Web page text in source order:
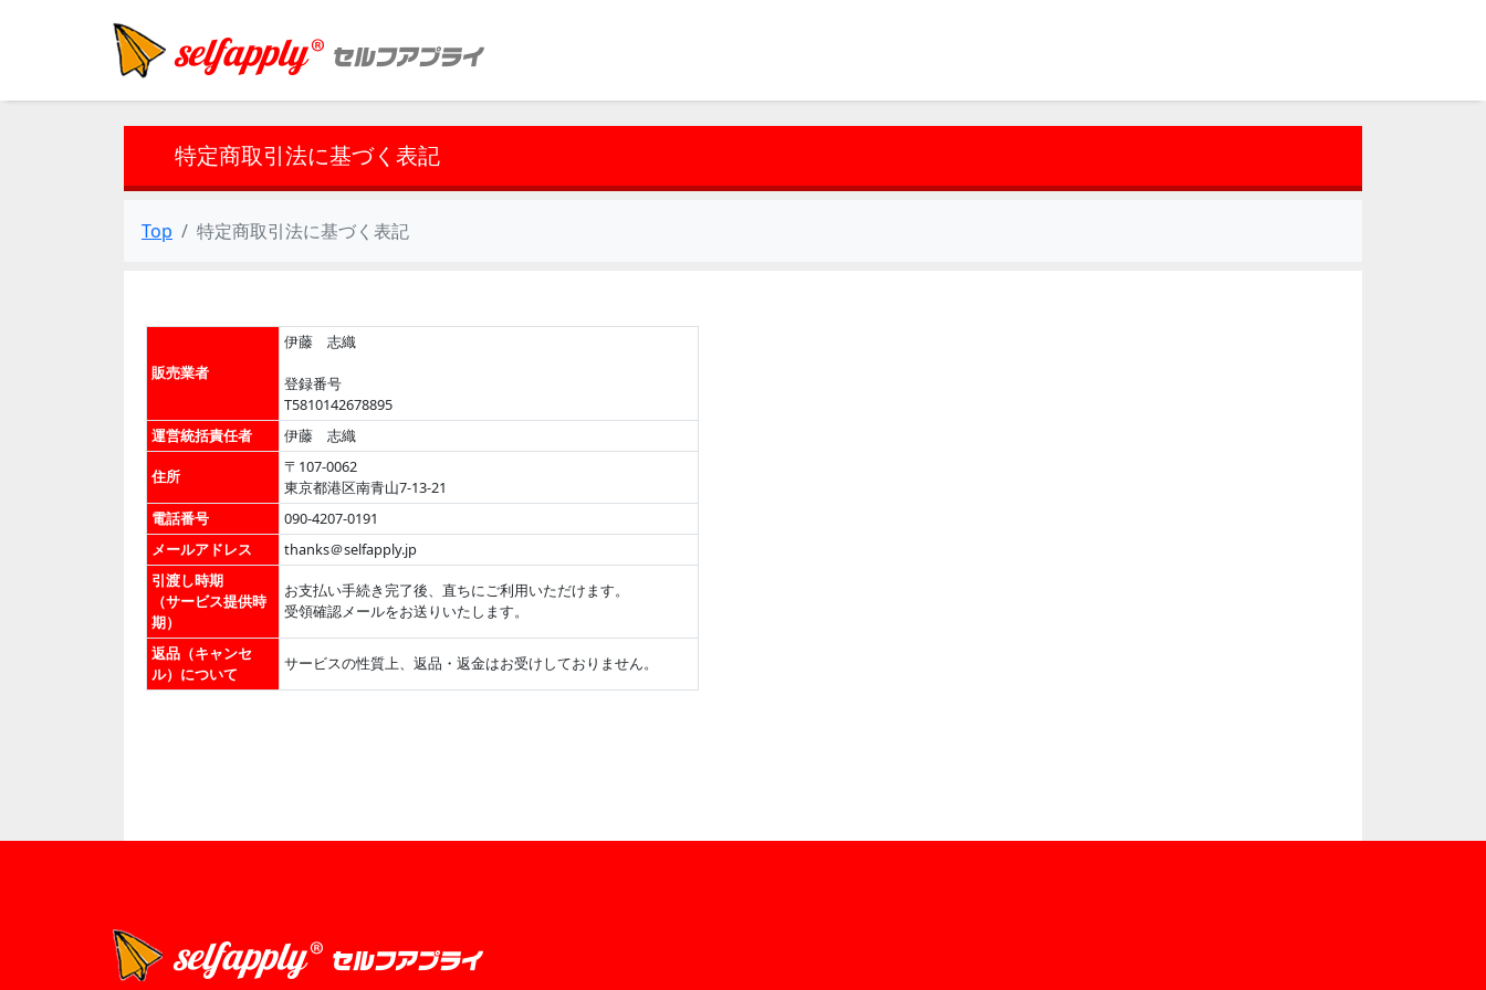
特定商取引法に基づく表記
Top 特定商取引法に基づく表記
販売業者
伊藤 志織
登録番号
T5810142678895
運営統括責任者
伊藤 志織
住所
〒107-0062
東京都港区南青山7-13-21
電話番号
090-4207-0191
メールアドレス
thanks＠selfapply.jp
引渡し時期
（サービス提供時
期）
お支払い手続き完了後、直ちにご利用いただけます。
受領確認メールをお送りいたします。
返品（キャンセ
ル）について
サービスの性質上、返品・返金はお受けしておりません。